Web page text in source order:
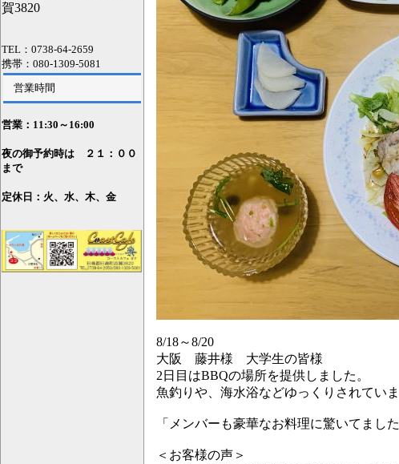
賀3820
TEL：0738-64-2659
携帯：080-1309-5081
営業時間
営業：11:30～16:00
夜の御予約時は ２１：００
まで
定休日：火、水、木、金
8/18～8/20
大阪 藤井様 大学生の皆様
2日目はBBQの場所を提供しました。
魚釣りや、海水浴などゆっくりされていま
「メンバーも豪華なお料理に驚いてまし
＜お客様の声＞